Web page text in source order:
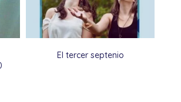
El tercer septenio